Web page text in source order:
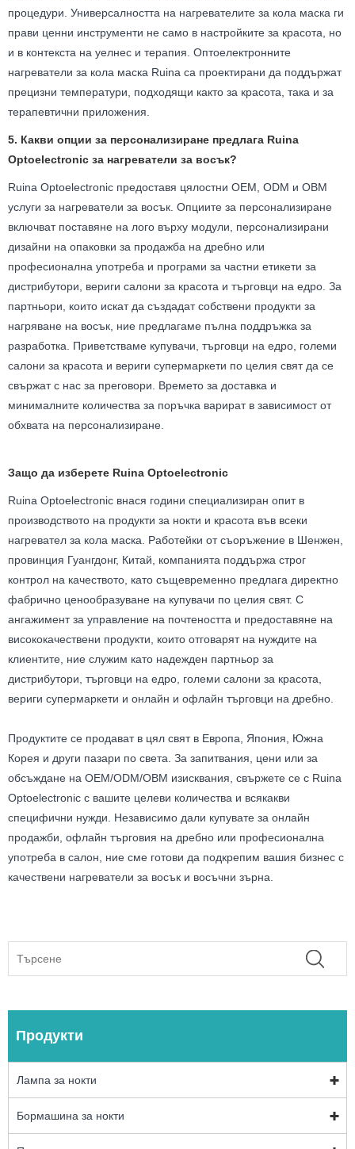
процедури. Универсалността на нагревателите за кола маска ги
прави ценни инструменти не само в настройките за красота, но
и в контекста на уелнес и терапия. Оптоелектронните
нагреватели за кола маска Ruina са проектирани да поддържат
прецизни температури, подходящи както за красота, така и за
терапевтични приложения.
5. Какви опции за персонализиране предлага Ruina
Optoelectronic за нагреватели за восък?
Ruina Optoelectronic предоставя цялостни OEM, ODM и OBM
услуги за нагреватели за восък. Опциите за персонализиране
включват поставяне на лого върху модули, персонализирани
дизайни на опаковки за продажба на дребно или
професионална употреба и програми за частни етикети за
дистрибутори, вериги салони за красота и търговци на едро. За
партньори, които искат да създадат собствени продукти за
нагряване на восък, ние предлагаме пълна поддръжка за
разработка. Приветстваме купувачи, търговци на едро, големи
салони за красота и вериги супермаркети по целия свят да се
свържат с нас за преговори. Времето за доставка и
минималните количества за поръчка варират в зависимост от
обхвата на персонализиране.
Защо да изберете Ruina Optoelectronic
Ruina Optoelectronic внася години специализиран опит в
производството на продукти за нокти и красота във всеки
нагревател за кола маска. Работейки от съоръжение в Шенжен,
провинция Гуангдонг, Китай, компанията поддържа строг
контрол на качеството, като същевременно предлага директно
фабрично ценообразуване на купувачи по целия свят. С
ангажимент за управление на почтеността и предоставяне на
висококачествени продукти, които отговарят на нуждите на
клиентите, ние служим като надежден партньор за
дистрибутори, търговци на едро, големи салони за красота,
вериги супермаркети и онлайн и офлайн търговци на дребно.
Продуктите се продават в цял свят в Европа, Япония, Южна
Корея и други пазари по света. За запитвания, цени или за
обсъждане на OEM/ODM/OBM изисквания, свържете се с Ruina
Optoelectronic с вашите целеви количества и всякакви
специфични нужди. Независимо дали купувате за онлайн
продажби, офлайн търговия на дребно или професионална
употреба в салон, ние сме готови да подкрепим вашия бизнес с
качествени нагреватели за восък и восъчни зърна.
Продукти
Лампа за нокти
Бормашина за нокти